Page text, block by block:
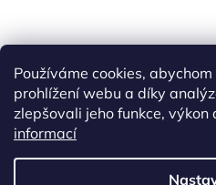
Používáme cookies,
prohlížení webu a díky
zlepšovali jeho funkce, výkon
informací